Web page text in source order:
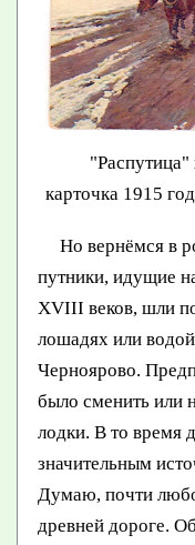
"Распутица"
карточка 1915
Но вернёмся в
путники, идущие
XVIII веков, шли
лошадях или
Черноярово.
было сменить или
лодки. В то время
значительным
Думаю, почти
древней дороге.